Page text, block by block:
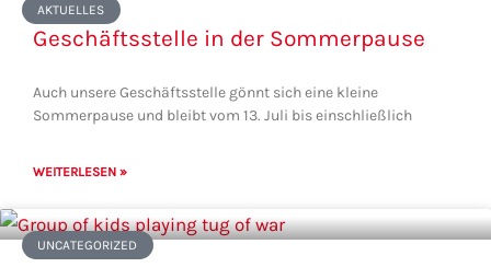
AKTUELLES
Geschäftsstelle in der Sommerpause
Auch unsere Geschäftsstelle gönnt sich eine kleine
Sommerpause und bleibt vom 13. Juli bis einschließlich
WEITERLESEN »
UNCATEGORIZED